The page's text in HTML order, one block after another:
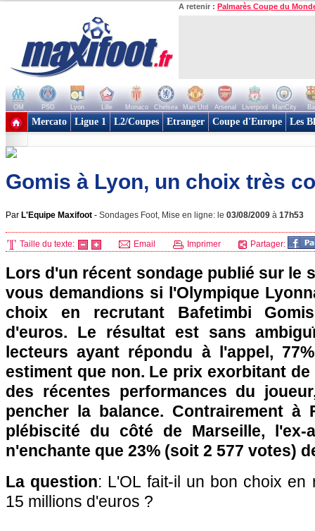
A retenir : Palmarès Coupe du
OM PSG Lyon Lille Monaco Chelsea Man Utd Arsenal Liverpool ManCity
+ de clubs
Mercato Ligue 1 L2/Coupes Etranger Coupe d'Europe Les
Gomis à Lyon, un choix très
Par L'Equipe Maxifoot - Sondages Foot, Mise en ligne: le 03/08/2009 à 17h53
Taille du texte: Email Imprimer Partager:
Lors d'un récent sondage publié sur le
vous demandions si l'Olympique
choix en recrutant Bafetimbi
d'euros. Le résultat est sans
lecteurs ayant répondu à l'appel,
estiment que non. Le prix exorbitant
des récentes performances du
pencher la balance. Contrairement à
plébiscité du côté de Marseille, l'ex-
n'enchante que 23% (soit 2 577 votes)
La question: L'OL fait-il un bon choix en
15 millions d'euros ?